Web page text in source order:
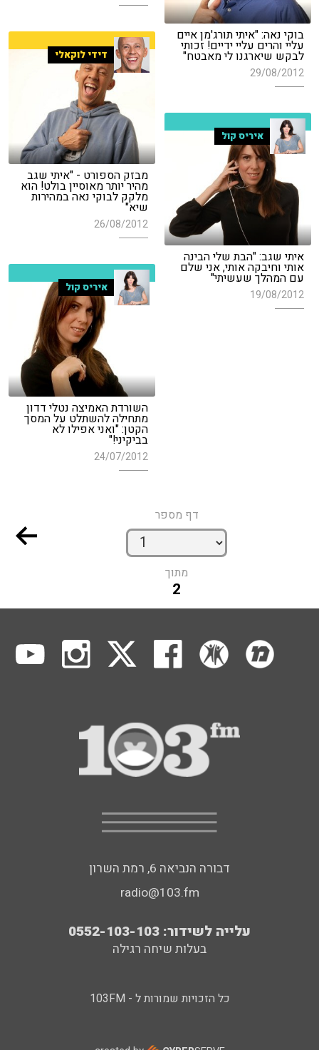
בוקי נאה: "איתי תורג'מן איים
עליי והרים עליי ידיים! זכותי
לבקש שיארגנו לי מאבטח"
29/08/2012
דידי לוקאלי
מבזק הספורט - "איתי שגב
מהיר יותר מאוסיין בולט! הוא
מלקק לבוקי נאה במהירות
שיא"
26/08/2012
איריס קול
איתי שגב: "הבת שלי הבינה
אותי וחיבקה אותי, אני שלם
עם המהלך שעשיתי"
19/08/2012
איריס קול
השורדת האמיצה נטלי דדון
מתחילה להשתלט על המסך
הקטן: "ואני אפילו לא
בביקיני!"
24/07/2012
דף מספר
מתוך
2
דבורה הנביאה 6, רמת השרון
radio@103.fm
עלייה לשידור: 0552-103-103
בעלות שיחה רגילה
כל הזכויות שמורות ל - 103FM